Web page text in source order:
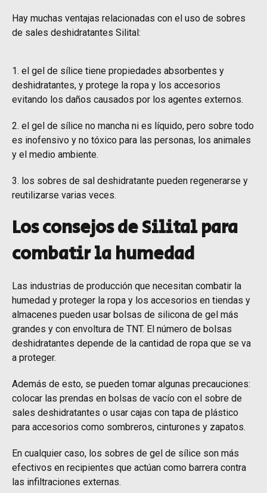
Hay muchas ventajas relacionadas con el uso de sobres
de sales deshidratantes Silital:
el gel de sílice tiene propiedades absorbentes y
deshidratantes, y protege la ropa y los accesorios
evitando los daños causados por los agentes externos.
el gel de sílice no mancha ni es líquido, pero sobre todo
es inofensivo y no tóxico para las personas, los animales
y el medio ambiente.
los sobres de sal deshidratante pueden regenerarse y
reutilizarse varias veces.
Los consejos de Silital para
combatir la humedad
Las industrias de producción que necesitan combatir la
humedad y proteger la ropa y los accesorios en tiendas y
almacenes pueden usar bolsas de silicona de gel más
grandes y con envoltura de TNT. El número de bolsas
deshidratantes depende de la cantidad de ropa que se va
a proteger.
Además de esto, se pueden tomar algunas precauciones:
colocar las prendas en bolsas de vacío con el sobre de
sales deshidratantes o usar cajas con tapa de plástico
para accesorios como sombreros, cinturones y zapatos.
En cualquier caso, los sobres de gel de sílice son más
efectivos en recipientes que actúan como barrera contra
las infiltraciones externas.